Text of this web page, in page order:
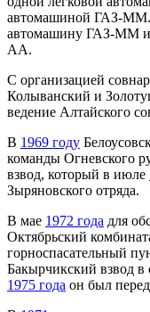
автомашиной ГАЗ-ММ.
автомашину ГАЗ-ММ и
АА.
С организацией
Колыванский и
ведение Алтайского
В 1969 году
команды Огневского
взвод, который в июле
Зыряновского отряда.
В мае 1972 года для
Октябрьский
горноспасательный
Бакырчикский взвод в
1975 года он был